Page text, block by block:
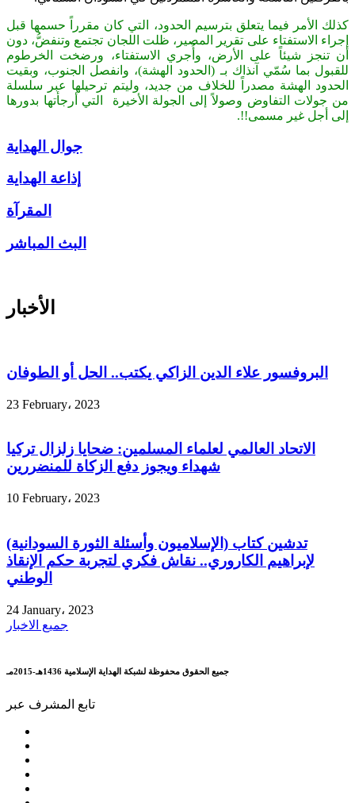
كذلك الأمر فيما يتعلق بترسيم الحدود، التي كان مقرراً حسمها قبل
إجراء الاستفتاء على تقرير المصير، ظلت اللجان تجتمع وتنفضُّ، دون
أن تنجز شيئاً على الأرض، وأُجري الاستفتاء، ورضخت الخرطوم
للقبول بما سُمّي آنذاك بـ (الحدود الهشة)، وانفصل الجنوب، وبقيت
الحدود الهشة مصدراً للخلاف من جديد، وليتم ترحيلها عبر سلسلة
من جولات التفاوض وصولاً إلى الجولة الأخيرة التي أرجأتها بدورها
إلى أجل غير مسمى!!.
جوال الهداية
إذاعة الهداية
المقرآة
البث المباشر
الأخبار
البروفسور علاء الدين الزاكي يكتب.. الحل أو الطوفان
23 February، 2023
الاتحاد العالمي لعلماء المسلمين: ضحايا زلزال تركيا
شهداء ويجوز دفع الزكاة للمنضررين
10 February، 2023
تدشين كتاب (الإسلاميون وأسئلة الثورة السودانية)
لإبراهيم الكاروري.. نقاش فكري لتجربة حكم الإنقاذ
الوطني
24 January، 2023
جميع الاخبار
جميع الحقوق محفوظة لشبكة الهداية الإسلامية 1436هـ-2015مـ
تابع المشرف عبر